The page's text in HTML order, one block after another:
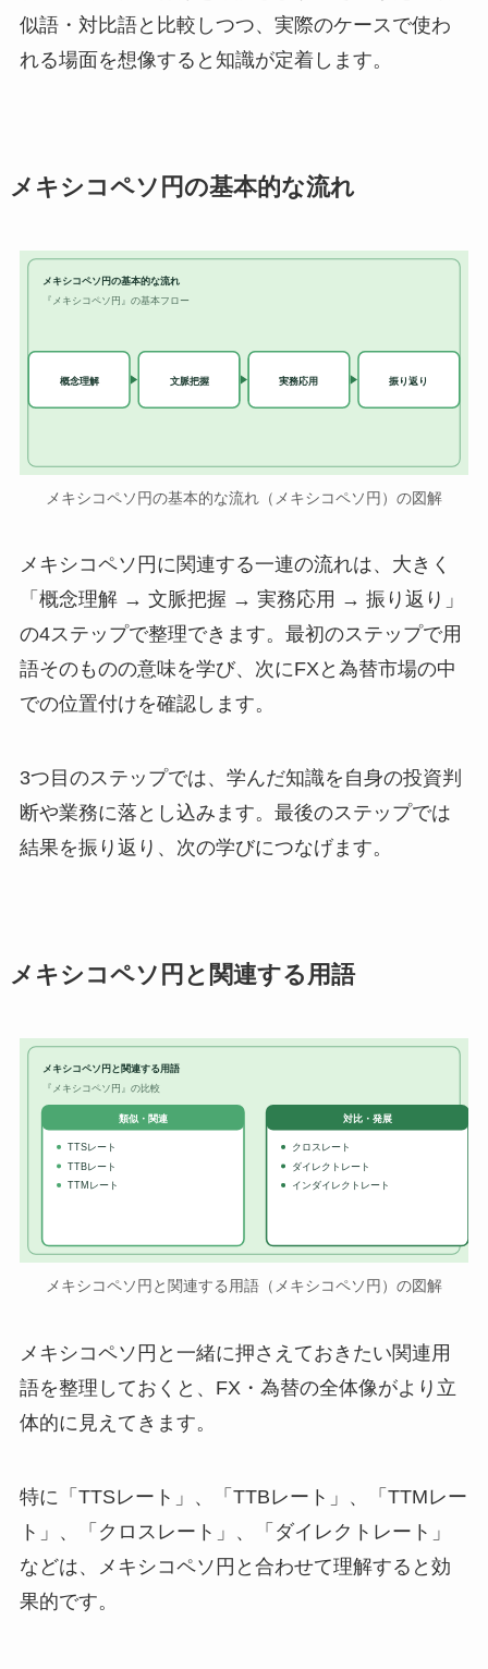
似語・対比語と比較しつつ、実際のケースで使わ
れる場面を想像すると知識が定着します。
メキシコペソ円の基本的な流れ
メキシコペソ円の基本的な流れ
『メキシコペソ円』の基本フロー
概念理解 文脈把握 実務応用 振り返り
メキシコペソ円の基本的な流れ（メキシコペソ円）の図解
メキシコペソ円に関連する一連の流れは、大きく
「概念理解 → 文脈把握 → 実務応用 → 振り返り」
の4ステップで整理できます。最初のステップで用
語そのものの意味を学び、次にFXと為替市場の中
での位置付けを確認します。
3つ目のステップでは、学んだ知識を自身の投資判
断や業務に落とし込みます。最後のステップでは
結果を振り返り、次の学びにつなげます。
メキシコペソ円と関連する用語
メキシコペソ円と関連する用語
『メキシコペソ円』の比較
類似・関連
TTSレート
TTBレート
TTMレート
対比・発展
クロスレート
ダイレクトレート
インダイレクトレート
メキシコペソ円と関連する用語（メキシコペソ円）の図解
メキシコペソ円と一緒に押さえておきたい関連用
語を整理しておくと、FX・為替の全体像がより立
体的に見えてきます。
特に「TTSレート」、「TTBレート」、「TTMレー
ト」、「クロスレート」、「ダイレクトレート」
などは、メキシコペソ円と合わせて理解すると効
果的です。